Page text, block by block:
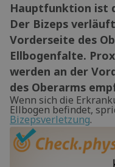
Hauptfunktion ist
Der Bizeps
Vorderseite des
Ellbogenfalte.
werden an der
des Oberarms
Wenn sich die
Ellbogen befindet,
Bizepsverletzung.